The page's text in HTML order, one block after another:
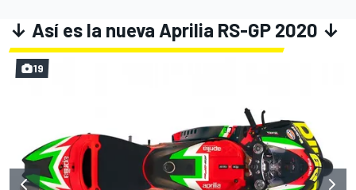
↓ Así es la nueva Aprilia RS-GP 2020 ↓
19